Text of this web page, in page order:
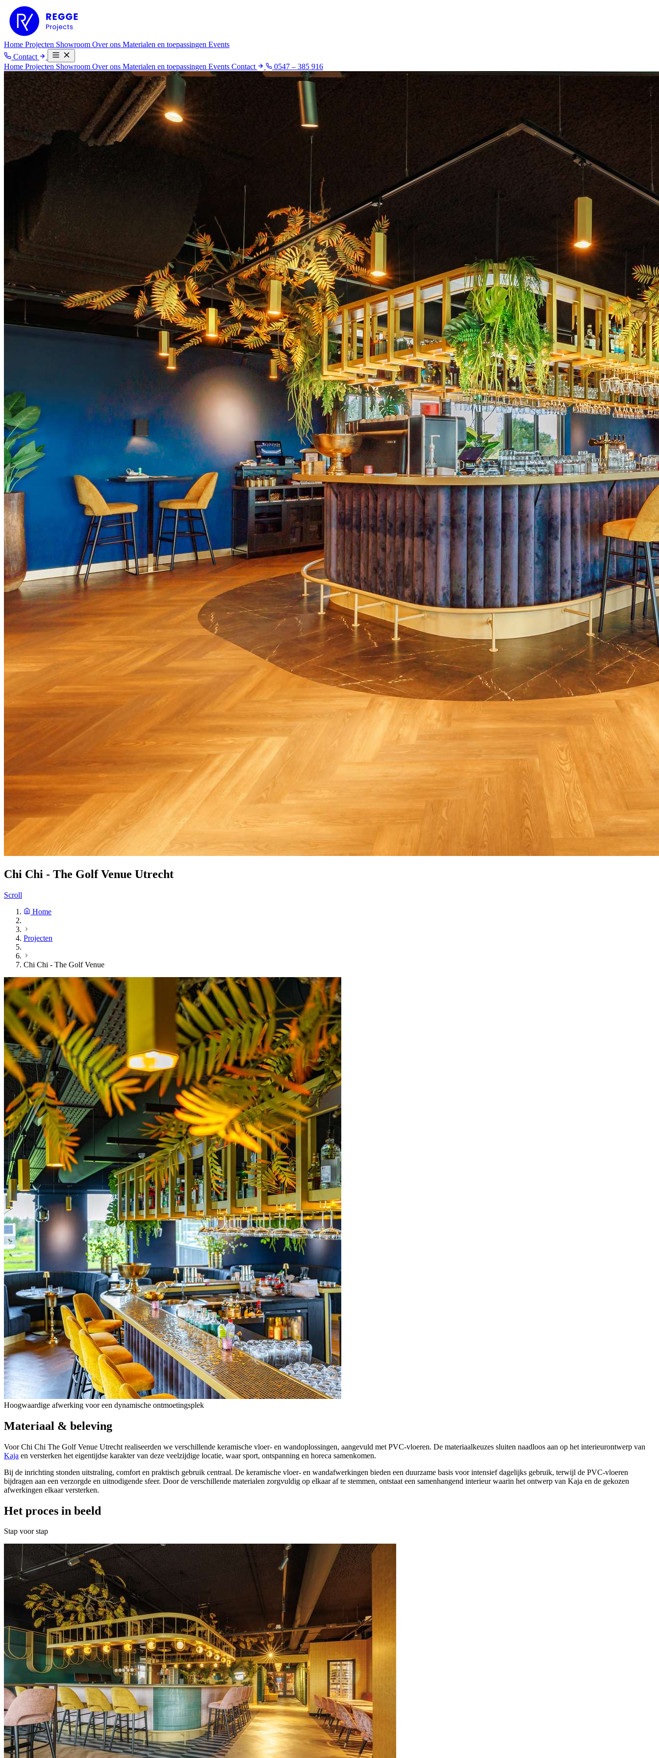
Home Projecten Showroom Over ons Materialen en toepassingen Events
Contact
Home Projecten Showroom Over ons Materialen en toepassingen Events Contact 0547 – 385 916
Chi Chi - The Golf Venue Utrecht
Scroll
Home
Projecten
Chi Chi - The Golf Venue
Hoogwaardige afwerking voor een dynamische ontmoetingsplek
Materiaal & beleving
Voor Chi Chi The Golf Venue Utrecht realiseerden we verschillende keramische vloer- en wandoplossingen, aangevuld met PVC-vloeren. De materiaalkeuzes sluiten naadloos aan op het interieurontwerp van
Kaja en versterken het eigentijdse karakter van deze veelzijdige locatie, waar sport, ontspanning en horeca samenkomen.
Bij de inrichting stonden uitstraling, comfort en praktisch gebruik centraal. De keramische vloer- en wandafwerkingen bieden een duurzame basis voor intensief dagelijks gebruik, terwijl de PVC-vloeren
bijdragen aan een verzorgde en uitnodigende sfeer. Door de verschillende materialen zorgvuldig op elkaar af te stemmen, ontstaat een samenhangend interieur waarin het ontwerp van Kaja en de gekozen
afwerkingen elkaar versterken.
Het proces in beeld
Stap voor stap